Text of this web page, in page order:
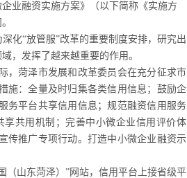
业融资实施方案》（以下简称《实施方
化“放管服”改革的重要制度安排，研究出
，发挥了越来越重要的作用。
，菏泽市发展和改革委员会在充分征求市
施：全量及时归集各类信用信息；鼓励企
务平台共享信用信息；规范融资信用服务
共用机制；完善中小微企业信用评价体
传推广专项行动。打造中小微企业融资示
（山东菏泽）”网站，信用平台上接省级平